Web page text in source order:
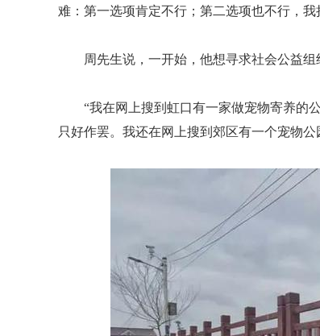
难：第一选项肯定不行；第二选项也不行，
周先生说，一开始，他想寻求社会公益组
“我在网上搜到虹口有一家做宠物寄养的
只好作罢。我还在网上搜到郊区有一个宠物